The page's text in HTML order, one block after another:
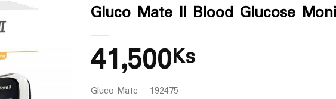
Gluco Mate II Blood Glucose
41,500Ks
Gluco Mate – 192475